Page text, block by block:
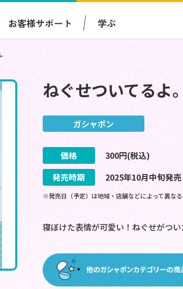
お客様サポート 学ぶ
ねぐせついてるよ
ガシャポン
価格 300円(税込)
発売時期
2025年10月中旬発売
※発売日（予定）は地域・店舗などによって異な
寝ぼけた表情が可愛い！ねぐせがつ